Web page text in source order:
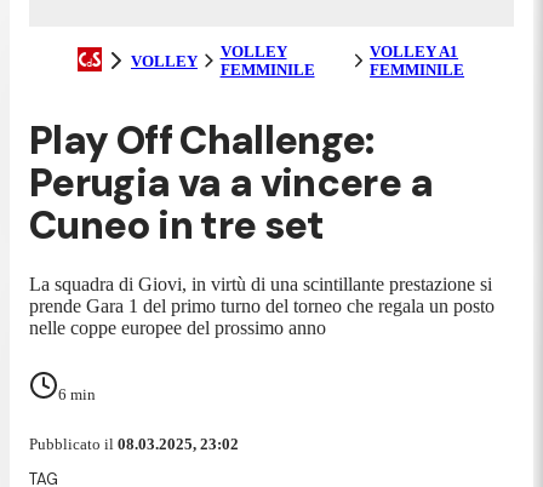
VOLLEY
VOLLEY
FEMMINILE
VOLLEY A1
FEMMINILE
Play Off Challenge:
Perugia va a vincere a
Cuneo in tre set
La squadra di Giovi, in virtù di una scintillante prestazione si
prende Gara 1 del primo turno del torneo che regala un posto
nelle coppe europee del prossimo anno
6 min
Pubblicato il 08.03.2025, 23:02